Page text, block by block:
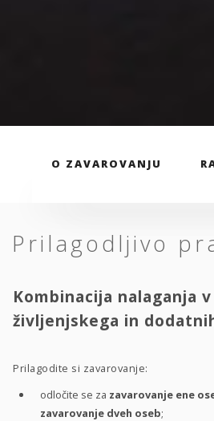
O ZAVAROVANJU
Prilagodljivo
Kombinacija nalaganja
življenjskega in
Prilagodite si zavarovanje:
odločite se za zavarovanje ene
zavarovanje dveh oseb;